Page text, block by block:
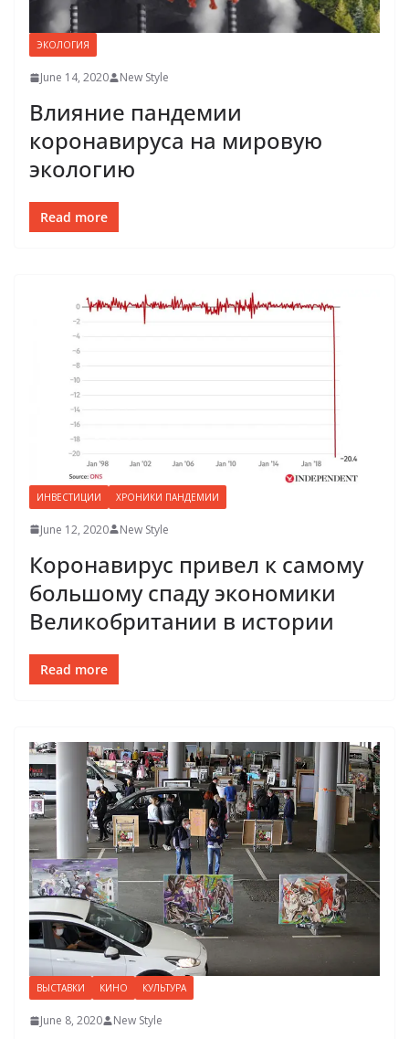
ЭКОЛОГИЯ
June 14, 2020 New Style
Влияние пандемии
коронавируса на мировую
экологию
Read more
ИНВЕСТИЦИИ ХРОНИКИ ПАНДЕМИИ
June 12, 2020 New Style
Коронавирус привел к самому
большому спаду экономики
Великобритании в истории
Read more
ВЫСТАВКИ КИНО КУЛЬТУРА
June 8, 2020 New Style